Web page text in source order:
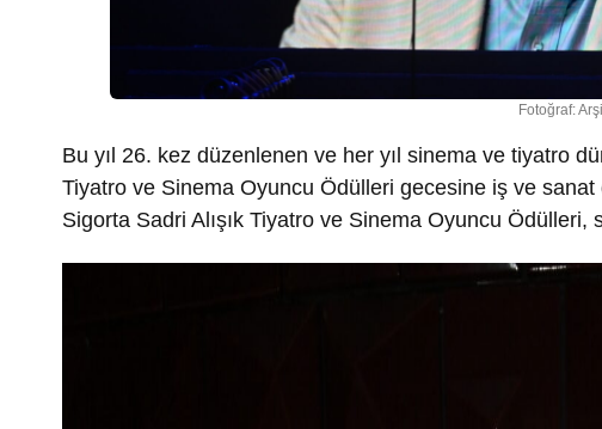
Fotoğraf:
Bu yıl 26. kez düzenlenen ve her yıl sinema ve tiyatro
Tiyatro ve Sinema Oyuncu Ödülleri gecesine iş ve sanat
Sigorta Sadri Alışık Tiyatro ve Sinema Oyuncu